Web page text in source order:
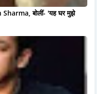
Sharma, बोलीं- 'यह घर मुझे